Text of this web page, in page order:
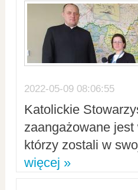
2022-05-09 08:06:55
Katolickie
zaangażowane
którzy zostali w
więcej »